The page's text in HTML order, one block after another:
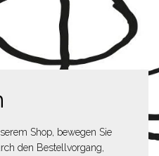
Shop, bewegen Sie
den Bestellvorgang,